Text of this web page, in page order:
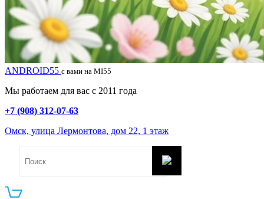
ANDROID55 с вами на MI55
Мы работаем для вас с 2011 года
+7 (908) 312-07-63
Омск, улица Лермонтова, дом 22, 1 этаж